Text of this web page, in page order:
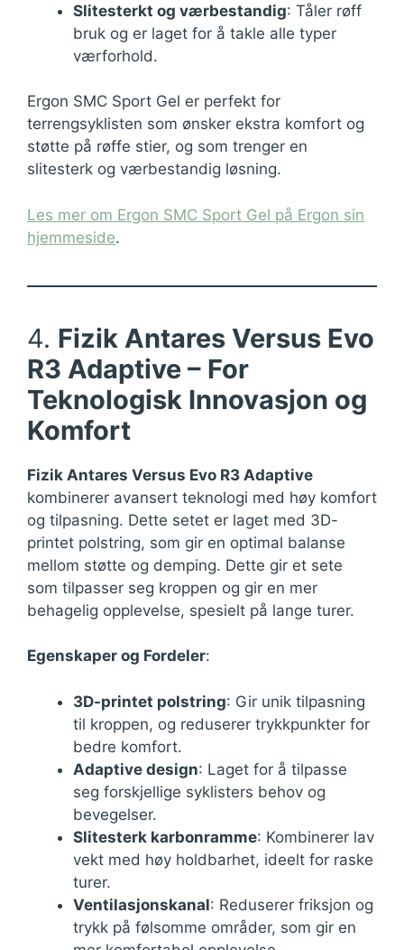
Slitesterkt og værbestandig: Tåler røff
bruk og er laget for å takle alle typer
værforhold.
Ergon SMC Sport Gel er perfekt for
terrengsyklisten som ønsker ekstra komfort og
støtte på røffe stier, og som trenger en
slitesterk og værbestandig løsning.
Les mer om Ergon SMC Sport Gel på Ergon sin
hjemmeside.
4. Fizik Antares Versus Evo
R3 Adaptive – For
Teknologisk Innovasjon og
Komfort
Fizik Antares Versus Evo R3 Adaptive
kombinerer avansert teknologi med høy komfort
og tilpasning. Dette setet er laget med 3D-
printet polstring, som gir en optimal balanse
mellom støtte og demping. Dette gir et sete
som tilpasser seg kroppen og gir en mer
behagelig opplevelse, spesielt på lange turer.
Egenskaper og Fordeler:
3D-printet polstring: Gir unik tilpasning
til kroppen, og reduserer trykkpunkter for
bedre komfort.
Adaptive design: Laget for å tilpasse
seg forskjellige syklisters behov og
bevegelser.
Slitesterk karbonramme: Kombinerer lav
vekt med høy holdbarhet, ideelt for raske
turer.
Ventilasjonskanal: Reduserer friksjon og
trykk på følsomme områder, som gir en